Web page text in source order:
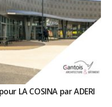
LA COSINA par ADERI